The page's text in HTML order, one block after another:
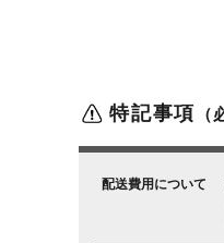
特記事項 （
配送費用について